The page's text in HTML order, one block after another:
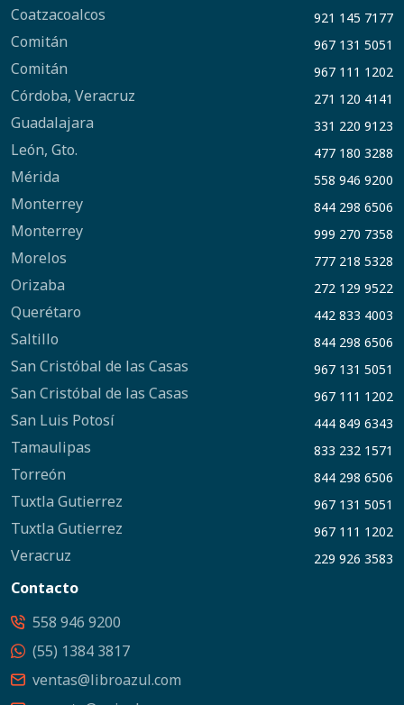
Coatzacoalcos 921 145 7177
Comitán 967 131 5051
Comitán 967 111 1202
Córdoba, Veracruz 271 120 4141
Guadalajara 331 220 9123
León, Gto. 477 180 3288
Mérida 558 946 9200
Monterrey 844 298 6506
Monterrey 999 270 7358
Morelos 777 218 5328
Orizaba 272 129 9522
Querétaro 442 833 4003
Saltillo 844 298 6506
San Cristóbal de las Casas 967 131 5051
San Cristóbal de las Casas 967 111 1202
San Luis Potosí 444 849 6343
Tamaulipas 833 232 1571
Torreón 844 298 6506
Tuxtla Gutierrez 967 131 5051
Tuxtla Gutierrez 967 111 1202
Veracruz 229 926 3583
Contacto
558 946 9200
(55) 1384 3817
ventas@libroazul.com